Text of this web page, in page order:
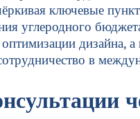
ключевые
углеродного
дизайна,
в